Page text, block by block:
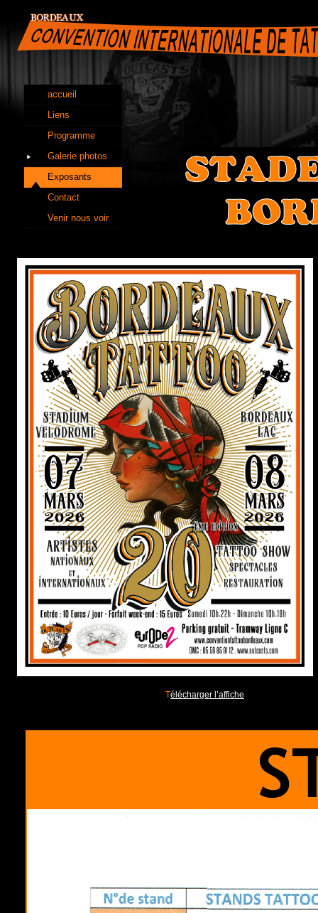
accueil
Liens
Programme
Galerie photos
Exposants
Contact
Venir nous voir
Télécharger l’affiche